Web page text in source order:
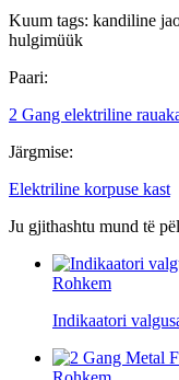
Kuum tags: kandiline
hulgimüük
Paari:
2 Gang elektriline
Järgmise:
Elektriline korpuse kast
Ju gjithashtu mund të
Rohkem
Indikaatori